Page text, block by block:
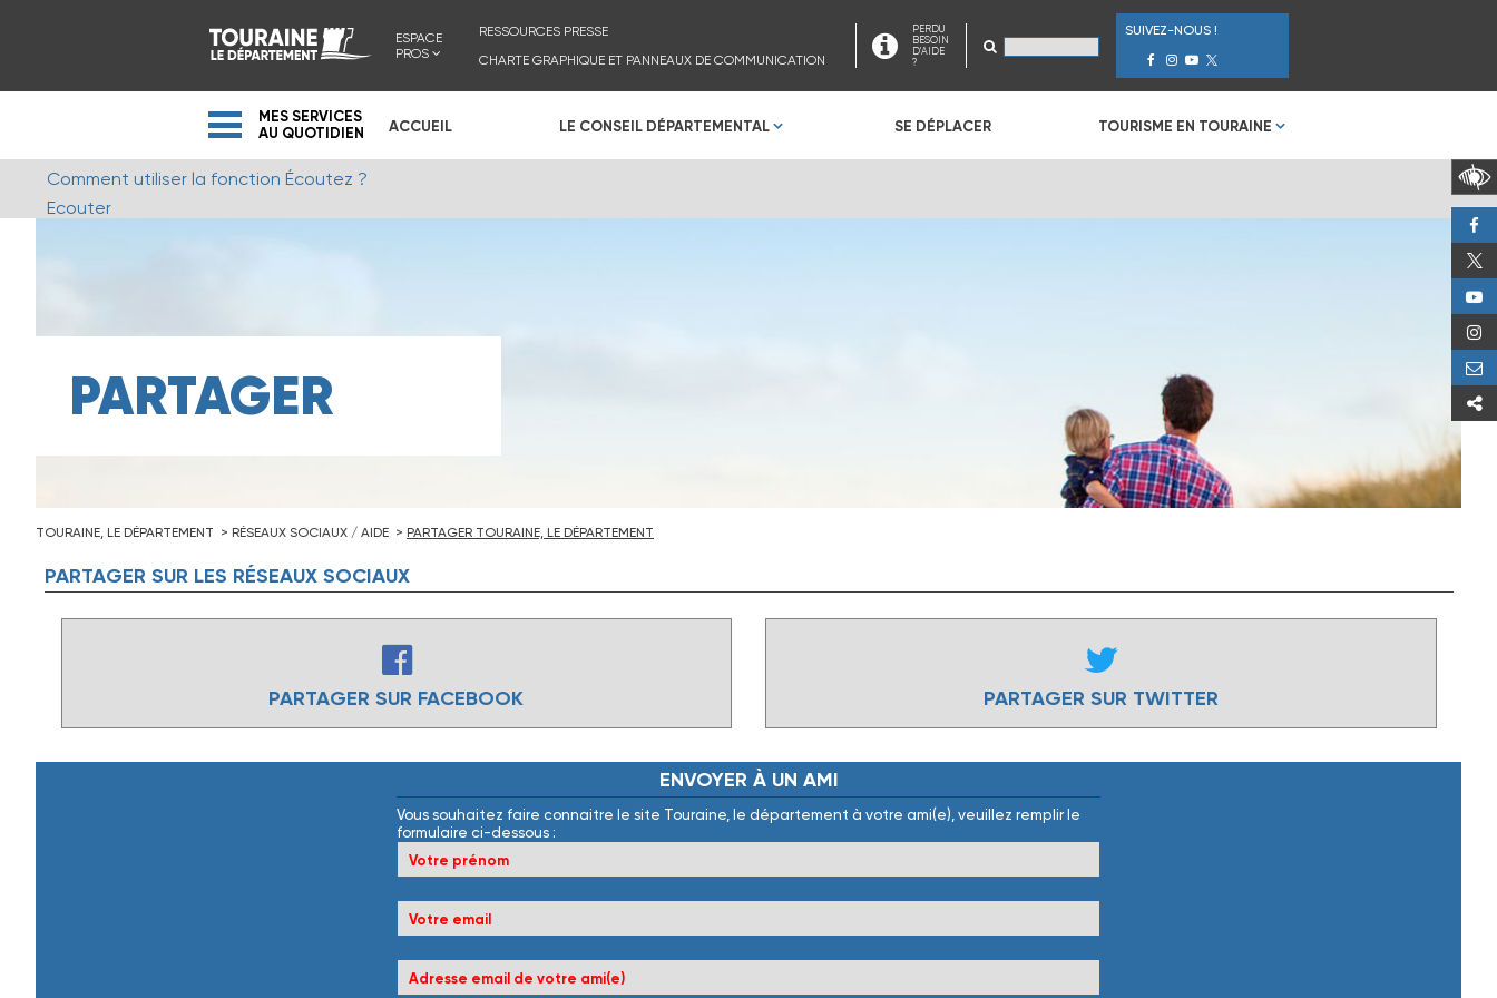
ESPACE
PROS
RESSOURCES PRESSE
CHARTE GRAPHIQUE ET PANNEAUX DE COMMUNICATION
PERDU
BESOIN
D'AIDE
?
SUIVEZ-NOUS !
MES SERVICES
AU QUOTIDIEN
ACCUEIL LE CONSEIL DÉPARTEMENTAL SE DÉPLACER TOURISME EN TOURAINE
Comment utiliser la fonction Écoutez ?
Ecouter
PARTAGER
TOURAINE, LE DÉPARTEMENT RÉSEAUX SOCIAUX / AIDE PARTAGER TOURAINE, LE DÉPARTEMENT
PARTAGER SUR LES RÉSEAUX SOCIAUX
PARTAGER SUR FACEBOOK PARTAGER SUR TWITTER
ENVOYER À UN AMI
Vous souhaitez faire connaitre le site Touraine, le département à votre ami(e), veuillez remplir le
formulaire ci-dessous :